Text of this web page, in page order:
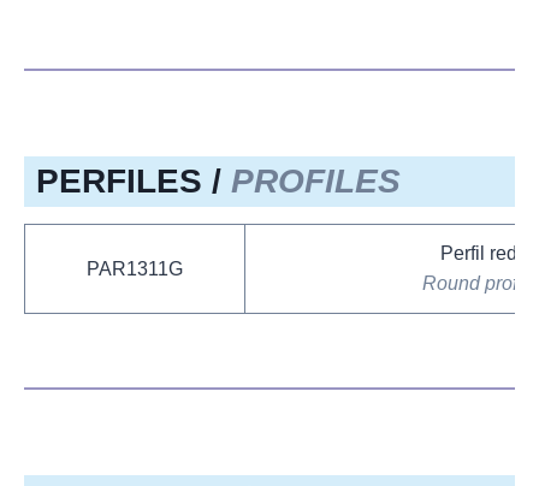
PERFILES / PROFILES
PAR1311G
Perfil
Round profile